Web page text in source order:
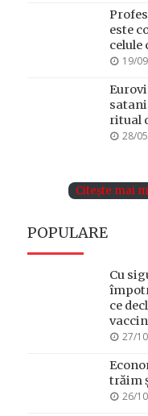
este
celule
19/
ritual
28/
Citește mai
POPULARE
Cu
ce
27/
trăim
26/